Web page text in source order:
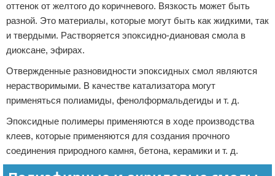
оттенок от желтого до коричневого. Вязкость может быть
разной. Это материалы, которые могут быть как жидкими, так
и твердыми. Растворяется эпоксидно-диановая смола в
диоксане, эфирах.
Отвержденные разновидности эпоксидных смол являются
нерастворимыми. В качестве катализатора могут
применяться полиамиды, фенолформальдегиды и т. д.
Эпоксидные полимеры применяются в ходе производства
клеев, которые применяются для создания прочного
соединения природного камня, бетона, керамики и т. д.